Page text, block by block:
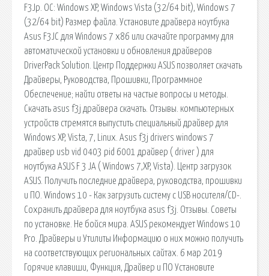
F3Jp. ОС: Windows XP, Windows Vista (32/64 bit), Windows 7
(32/64 bit) Размер файла. Установите драйвера ноутбука
Asus F3JC для Windows 7 x86 или скачайте программу для
автоматической установки и обновления драйверов
DriverPack Solution. Центр Поддержки ASUS позволяет скачать
Драйверы, Руководства, Прошивки, Программное
Обеспечение; найти ответы на частые вопросы и методы.
Скачать asus f3j драйвера скачать. Отзывы. компьютерных
устройств стремятся выпустить специальный драйвер для
Windows XP, Vista, 7, Linux. Asus f3j drivers windows 7
драйвер usb vid 0403 pid 6001 драйвер ( driver ) для
ноутбука ASUS F 3 JA ( Windows 7,XP, Vista). Центр загрузок
ASUS. Получить последние драйвера, руководства, прошивки
и ПО. Windows 10 - Как загрузить систему с USB носителя/CD-.
Сохранить драйвера для ноутбука asus f3j. Отзывы. Советы
по установке. Не бойся мира. ASUS рекомендует Windows 10
Pro. Драйверы и Утилиты Информацию о них можно получить
на соответствующих региональных сайтах. 6 мар 2019
Горячие клавиши, Функция, Драйвер и ПО Установите